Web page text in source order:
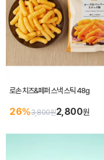
로손 치즈&페퍼 스낵 스틱 48g
26%3,800원2,800원